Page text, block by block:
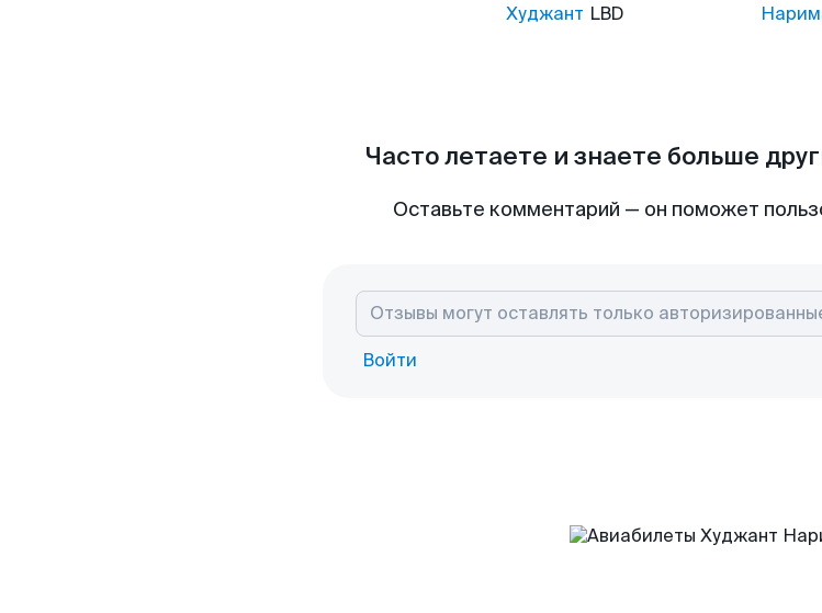
Худжант LBD
Часто летаете и знаете больше
Оставьте комментарий — он поможет
Войти